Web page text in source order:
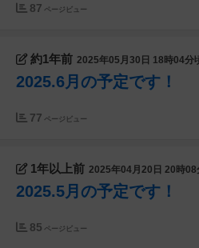
87 ページビュー
約1年前 2025年05月30日 18時04分
2025.6月の予定です！
77 ページビュー
1年以上前 2025年04月20日 20時08
2025.5月の予定です！
85 ページビュー